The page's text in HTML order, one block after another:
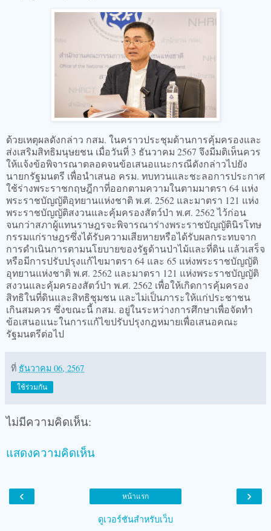
ด้วยเหตุผลดังกล่าว กสม. ในคราวประชุมด้านการคุ้มครองและ
ส่งเสริมสิทธิมนุษยชน เมื่อวันที่ 3 ธันวาคม 2567 จึงมีมติเห็นควร
ให้แจ้งข้อพิจารณาตลอดจนข้อเสนอแนะกรณีดังกล่าวไปยัง
นายกรัฐมนตรี เพื่อนำเสนอ ครม. ทบทวนและชะลอการประกาศ
ใช้ร่างพระราชกฤษฎีกาที่ออกตามความในตามมาตรา 64 แห่ง
พระราชบัญญัติอุทยานแห่งชาติ พ.ศ. 2562 และมาตรา 121 แห่ง
พระราชบัญญัติสงวนและคุ้มครองสัตว์ป่า พ.ศ. 2562 ไว้ก่อน
จนกว่าสภาผู้แทนราษฎรจะพิจารณาร่างพระราชบัญญัตินิรโทษ
กรรมแก่ราษฎรซึ่งได้รับความเสียหายหรือได้รับผลกระทบจาก
การดำเนินการตามนโยบายของรัฐด้านป่าไม้และที่ดิน แล้วเสร็จ
หรือมีการปรับปรุงแก้ไขมาตรา 64 และ 65 แห่งพระราชบัญญัติ
อุทยานแห่งชาติ พ.ศ. 2562 และมาตรา 121 แห่งพระราชบัญญัติ
สงวนและคุ้มครองสัตว์ป่า พ.ศ. 2562 เพื่อให้เกิดการคุ้มครอง
สิทธิในที่ดินและสิทธิชุมชน และไม่เป็นภาระให้แก่ประชาชน
เกินสมควร ซึ่งขณะนี้ กสม. อยู่ในระหว่างการศึกษาเพื่อจัดทำ
ข้อเสนอแนะในการแก้ไขปรับปรุงกฎหมายเพื่อเสนอคณะ
รัฐมนตรีต่อไป
ที่ ธันวาคม 06, 2567
ใช้ร่วมกัน
ไม่มีความคิดเห็น:
แสดงความคิดเห็น
‹ ›
หน้าแรก
ดูเวอร์ชันสำหรับเว็บ